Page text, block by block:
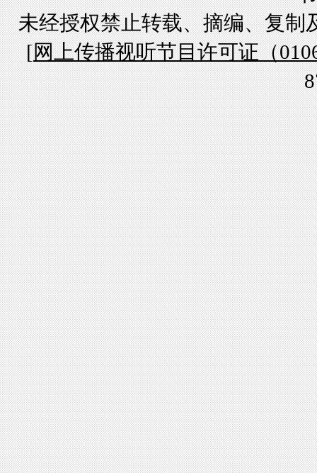
未经授权禁止转载、摘编、复制
[网上传播视听节目许可证（